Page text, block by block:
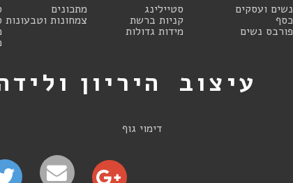
נשים ועסקים
כסף
פורבס נשים
סטיילינג
קניות ברשת
מידות גדולות
מתכונים
צמחונות וטבעונות
עיצוב היריון
דימוי גוף